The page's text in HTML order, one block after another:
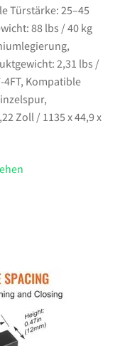
Türstärke: 25–45
88 lbs / 40 kg
2,31 lbs /
Kompatible
Zoll / 1135 x 44,9 x